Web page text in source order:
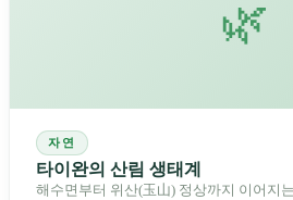
🌿
자연
타이완의 산림 생태계
해수면부터 위산(玉山) 정상까지 이어지